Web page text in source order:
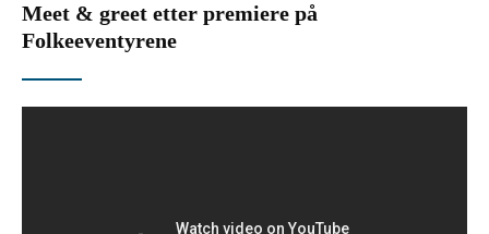
Meet & greet etter premiere på
Folkeeventyrene